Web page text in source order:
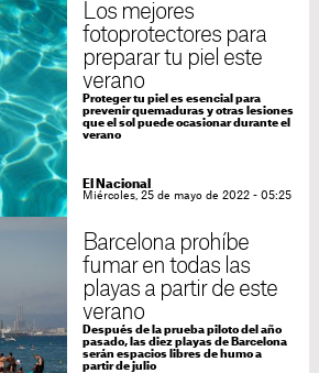
Los mejores
fotoprotectores para
preparar tu piel este
verano
Proteger tu piel es esencial para
prevenir quemaduras y otras lesiones
que el sol puede ocasionar durante el
verano
El Nacional
Miércoles, 25 de mayo de 2022 - 05:25
Barcelona prohíbe
fumar en todas las
playas a partir de este
verano
Después de la prueba piloto del año
pasado, las diez playas de Barcelona
serán espacios libres de humo a
partir de julio